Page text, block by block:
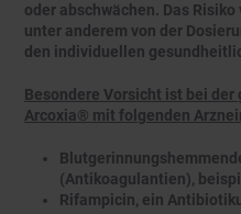
oder abschwächen. Das
unter anderem von der
den individuellen
Besondere Vorsicht ist bei
Arcoxia® mit folgenden
(Antikoagulantien),
Rifampicin, ein